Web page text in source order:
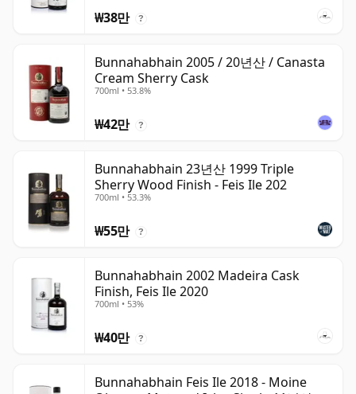
₩38만 ?
Bunnahabhain 2005 / 20년산 / Canasta
Cream Sherry Cask
700ml • 53.8%
₩42만 ?
Bunnahabhain 23년산 1999 Triple
Sherry Wood Finish - Feis Ile 202
700ml • 53.3%
₩55만 ?
Bunnahabhain 2002 Madeira Cask
Finish, Feis Ile 2020
700ml • 53%
₩40만 ?
Bunnahabhain Feis Ile 2018 - Moine